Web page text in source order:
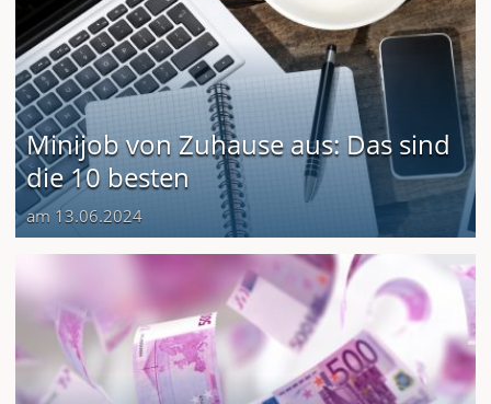
Minijob von Zuhause aus: Das sind
die 10 besten
am 13.06.2024